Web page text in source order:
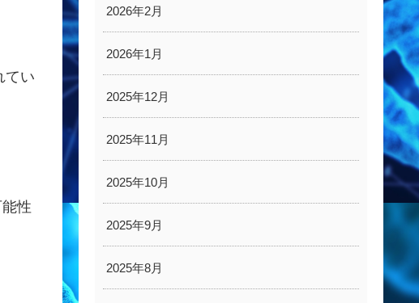
てい
性
2026年2月
2026年1月
2025年12月
2025年11月
2025年10月
2025年9月
2025年8月